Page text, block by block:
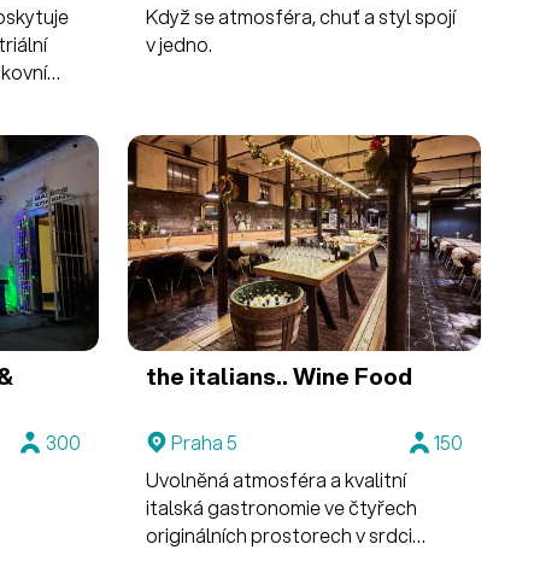
Když se atmosféra, chuť a styl spojí
v jedno.
300
the italians.. Wine Food
Praha 5
150
Uvolněná atmosféra a kvalitní
italská gastronomie ve čtyřech
originálních prostorech v srdci